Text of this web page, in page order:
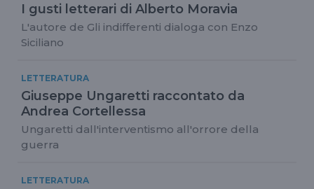
I gusti letterari di Alberto Moravia
L'autore de Gli indifferenti dialoga con Enzo
Siciliano
LETTERATURA
Giuseppe Ungaretti raccontato da
Andrea Cortellessa
Ungaretti dall'interventismo all'orrore della
guerra
LETTERATURA